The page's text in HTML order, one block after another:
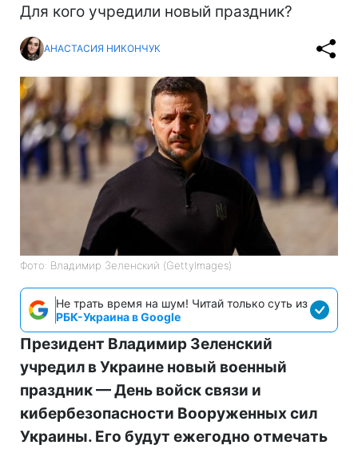
Для кого учредили новый праздник?
АНАСТАСИЯ НИКОНЧУК
Фото: Владимир Зеленский (GettyImages)
Не трать время на шум! Читай только суть из
РБК-Украина в Google
Президент Владимир Зеленский
учредил в Украине новый военный
праздник — День войск связи и
кибербезопасности Вооруженных сил
Украины. Его будут ежегодно отмечать